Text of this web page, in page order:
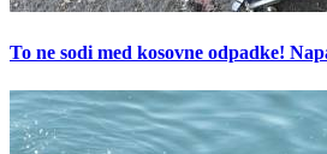
To ne sodi med kosovne odpadke!